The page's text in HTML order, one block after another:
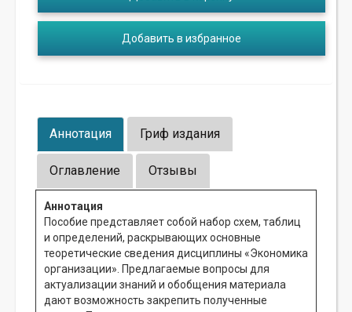
Добавить в избранное
Аннотация Гриф издания
Оглавление Отзывы
Аннотация
Пособие представляет собой набор схем, таблиц
и определений, раскрывающих основные
теоретические сведения дисциплины «Экономика
организации». Предлагаемые вопросы для
актуализации знаний и обобщения материала
дают возможность закрепить полученные